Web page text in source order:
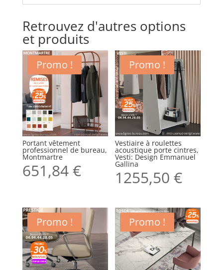
Retrouvez d'autres options
et produits
Promo !
Portant vêtement
professionnel de bureau,
Montmartre
651,84€
Promo !
Vestiaire à roulettes
acoustique porte cintres,
Vesti: Design Emmanuel
Gallina
1255,50€
Promo ! Promo !